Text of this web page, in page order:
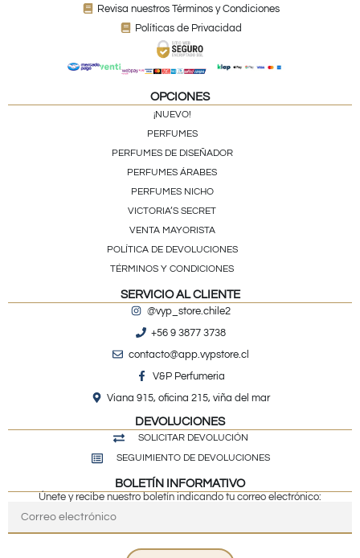
Revisa nuestros Términos y Condiciones
Políticas de Privacidad
OPCIONES
¡NUEVO!
PERFUMES
PERFUMES DE DISEÑADOR
PERFUMES ÁRABES
PERFUMES NICHO
VICTORIA’S SECRET
VENTA MAYORISTA
POLÍTICA DE DEVOLUCIONES
TÉRMINOS Y CONDICIONES
SERVICIO AL CLIENTE
@vyp_store.chile2
+56 9 3877 3738
contacto@app.vypstore.cl
V&P Perfumeria
Viana 915, oficina 215, viña del mar
DEVOLUCIONES
SOLICITAR DEVOLUCIÓN
SEGUIMIENTO DE DEVOLUCIONES
BOLETÍN INFORMATIVO
Únete y recibe nuestro boletín indicando tu correo electrónico: